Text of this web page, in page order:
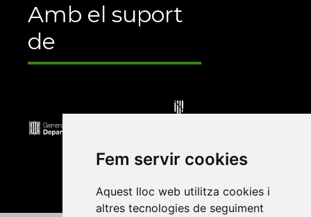
Fem servir cookies
Aquest lloc web utilitza cookies i
altres tecnologies de seguiment
Amb el suport
de